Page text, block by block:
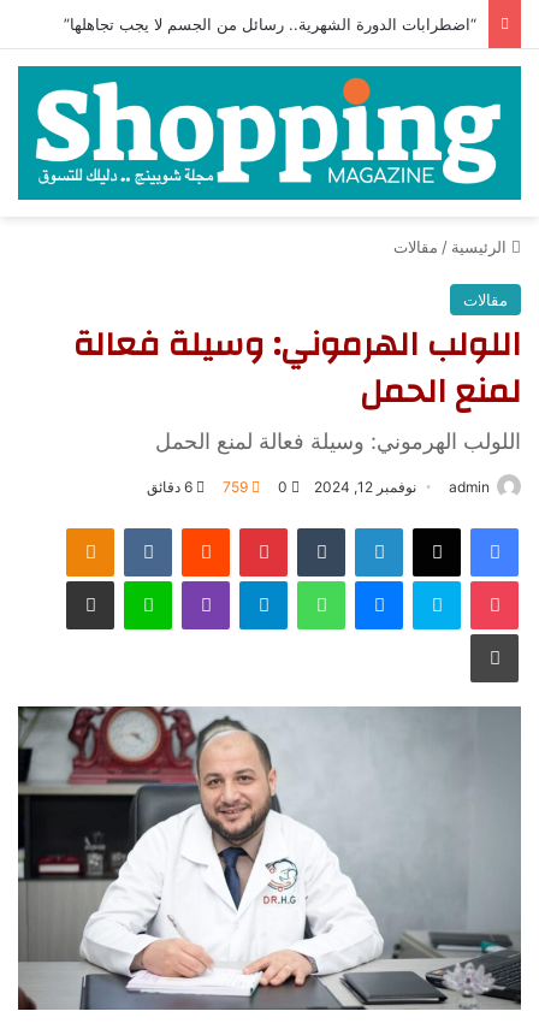
“اضطرابات الدورة الشهرية.. رسائل من الجسم لا يجب تجاهلها”
الرئيسية / مقالات
مقالات
اللولب الهرموني: وسيلة فعالة
لمنع الحمل
اللولب الهرموني: وسيلة فعالة لمنع الحمل
admin نوفمبر 12, 2024 0
759
فيسبوك لينكدإن بينتيريست
سكايب واتساب لاين